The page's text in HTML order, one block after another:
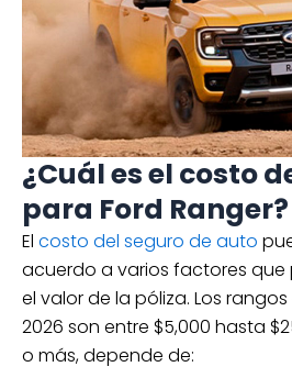
¿Cuál es el costo
para Ford Ranger?
El costo del seguro de auto
acuerdo a varios factores
el valor de la póliza. Los
2026 son entre $5,000 hasta
o más, depende de: